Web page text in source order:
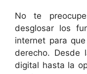
No te
desglosar los
internet para
derecho. Desde
digital hasta la